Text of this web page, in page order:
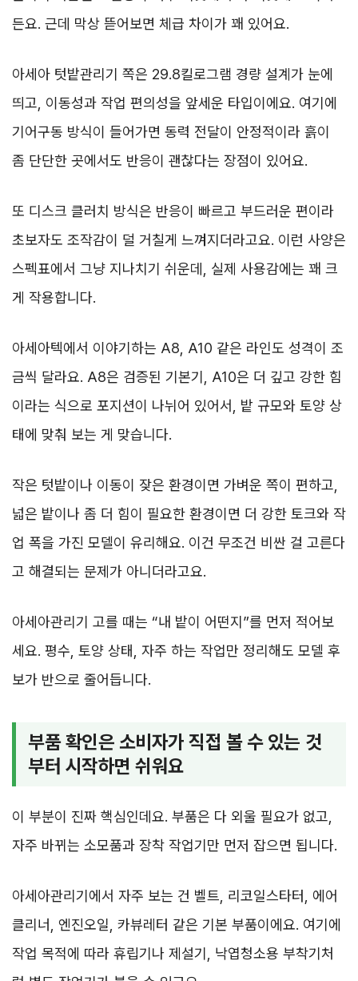
든요. 근데 막상 뜯어보면 체급 차이가 꽤 있어요.
아세아 텃밭관리기 쪽은 29.8킬로그램 경량 설계가 눈에
띄고, 이동성과 작업 편의성을 앞세운 타입이에요. 여기에
기어구동 방식이 들어가면 동력 전달이 안정적이라 흙이
좀 단단한 곳에서도 반응이 괜찮다는 장점이 있어요.
또 디스크 클러치 방식은 반응이 빠르고 부드러운 편이라
초보자도 조작감이 덜 거칠게 느껴지더라고요. 이런 사양은
스펙표에서 그냥 지나치기 쉬운데, 실제 사용감에는 꽤 크
게 작용합니다.
아세아텍에서 이야기하는 A8, A10 같은 라인도 성격이 조
금씩 달라요. A8은 검증된 기본기, A10은 더 깊고 강한 힘
이라는 식으로 포지션이 나뉘어 있어서, 밭 규모와 토양 상
태에 맞춰 보는 게 맞습니다.
작은 텃밭이나 이동이 잦은 환경이면 가벼운 쪽이 편하고,
넓은 밭이나 좀 더 힘이 필요한 환경이면 더 강한 토크와 작
업 폭을 가진 모델이 유리해요. 이건 무조건 비싼 걸 고른다
고 해결되는 문제가 아니더라고요.
아세아관리기 고를 때는 “내 밭이 어떤지”를 먼저 적어보
세요. 평수, 토양 상태, 자주 하는 작업만 정리해도 모델 후
보가 반으로 줄어듭니다.
부품 확인은 소비자가 직접 볼 수 있는 것
부터 시작하면 쉬워요
이 부분이 진짜 핵심인데요. 부품은 다 외울 필요가 없고,
자주 바뀌는 소모품과 장착 작업기만 먼저 잡으면 됩니다.
아세아관리기에서 자주 보는 건 벨트, 리코일스타터, 에어
클리너, 엔진오일, 카뷰레터 같은 기본 부품이에요. 여기에
작업 목적에 따라 휴립기나 제설기, 낙엽청소용 부착기처